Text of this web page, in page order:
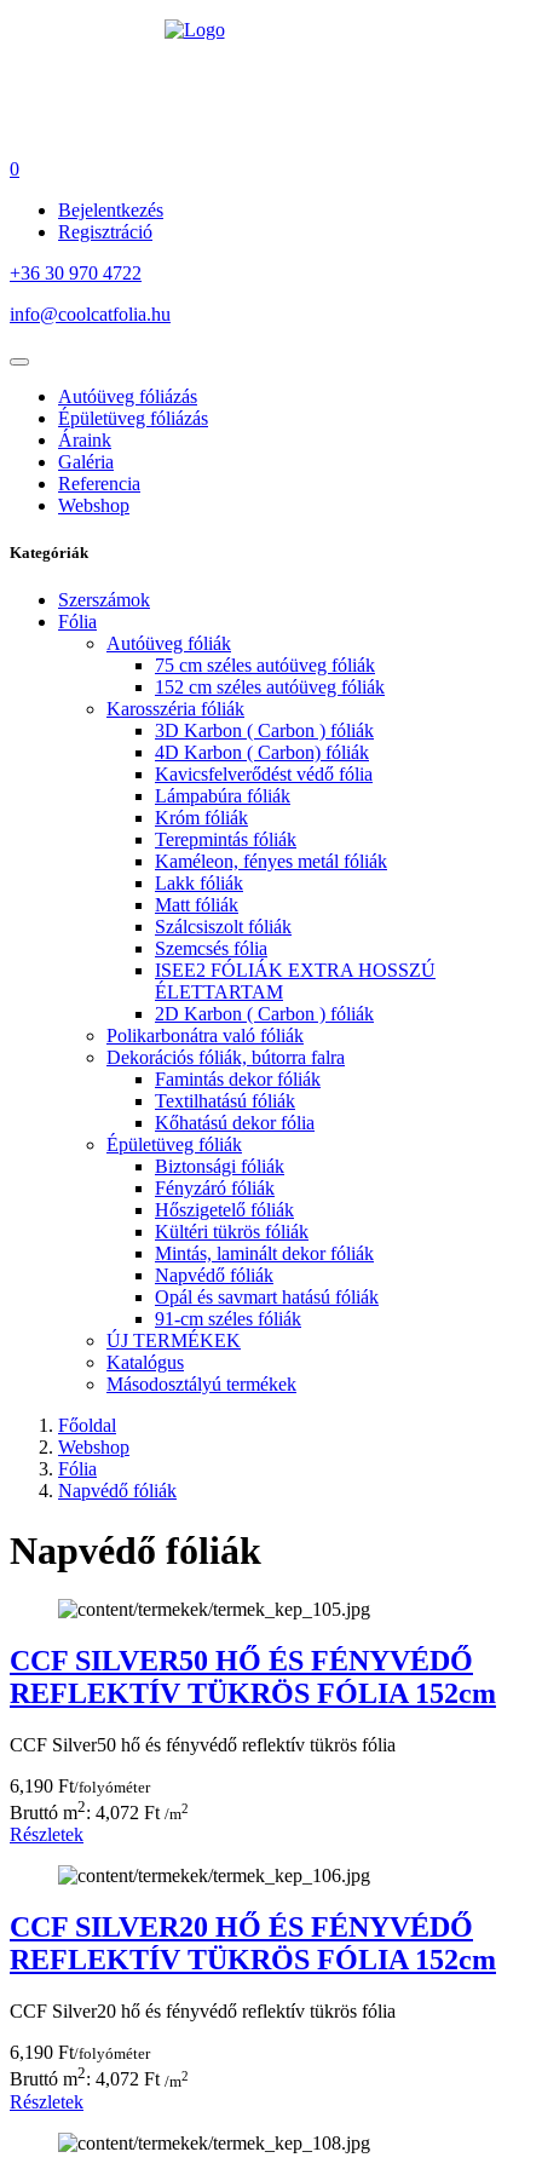
0
Bejelentkezés
Regisztráció
+36 30 970 4722
info@coolcatfolia.hu
Autóüveg fóliázás
Épületüveg fóliázás
Áraink
Galéria
Referencia
Webshop
Kategóriák
Szerszámok
Fólia
Autóüveg fóliák
75 cm széles autóüveg fóliák
152 cm széles autóüveg fóliák
Karosszéria fóliák
3D Karbon ( Carbon ) fóliák
4D Karbon ( Carbon) fóliák
Kavicsfelverődést védő fólia
Lámpabúra fóliák
Króm fóliák
Terepmintás fóliák
Kaméleon, fényes metál fóliák
Lakk fóliák
Matt fóliák
Szálcsiszolt fóliák
Szemcsés fólia
ISEE2 FÓLIÁK EXTRA HOSSZÚ
ÉLETTARTAM
2D Karbon ( Carbon ) fóliák
Polikarbonátra való fóliák
Dekorációs fóliák, bútorra falra
Famintás dekor fóliák
Textilhatású fóliák
Kőhatású dekor fólia
Épületüveg fóliák
Biztonsági fóliák
Fényzáró fóliák
Hőszigetelő fóliák
Kültéri tükrös fóliák
Mintás, laminált dekor fóliák
Napvédő fóliák
Opál és savmart hatású fóliák
91-cm széles fóliák
ÚJ TERMÉKEK
Katalógus
Másodosztályú termékek
Főoldal
Webshop
Fólia
Napvédő fóliák
Napvédő fóliák
CCF SILVER50 HŐ ÉS FÉNYVÉDŐ
REFLEKTÍV TÜKRÖS FÓLIA 152cm
CCF Silver50 hő és fényvédő reflektív tükrös fólia
6,190 Ft/folyóméter
Bruttó m2: 4,072 Ft /m2
Részletek
CCF SILVER20 HŐ ÉS FÉNYVÉDŐ
REFLEKTÍV TÜKRÖS FÓLIA 152cm
CCF Silver20 hő és fényvédő reflektív tükrös fólia
6,190 Ft/folyóméter
Bruttó m2: 4,072 Ft /m2
Részletek